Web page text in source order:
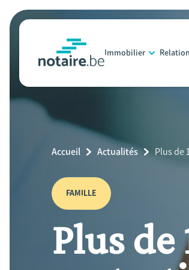
Aller
au
principal
Immobilier
Breadcrumb
Accueil Actualités
Current
Plus de
FAMILLE
Plus